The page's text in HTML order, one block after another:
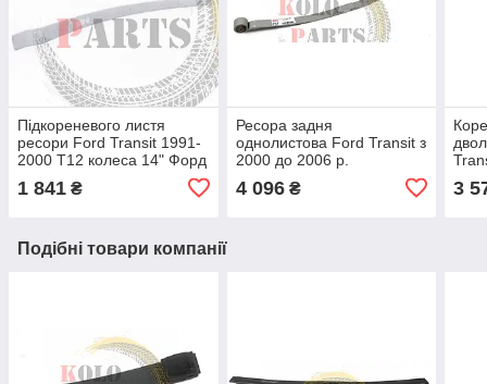
Підкореневого листя
ресори Ford Transit 1991-
2000 Т12 колеса 14" Форд
посилення (підресорник)
1 841 ₴
Ресора задня
однолистова Ford Transit з
2000 до 2006 р.
(корочена) Форд Транзит
лист ресори кореної
4 096₴ 3
Подібні товари компанії